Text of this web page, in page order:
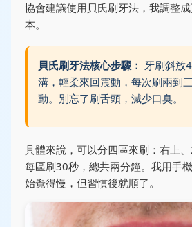
協會建議使用貝氏刷牙法，我調整
本。
貝氏刷牙法核心步驟： 牙刷斜放
溝，輕柔來回震動，每次刷兩到
動。別忘了刷舌頭，減少口臭。
具體來說，可以分四區來刷：右上、
每區刷30秒，總共兩分鐘。我用手
始覺得慢，但習慣後就順了。